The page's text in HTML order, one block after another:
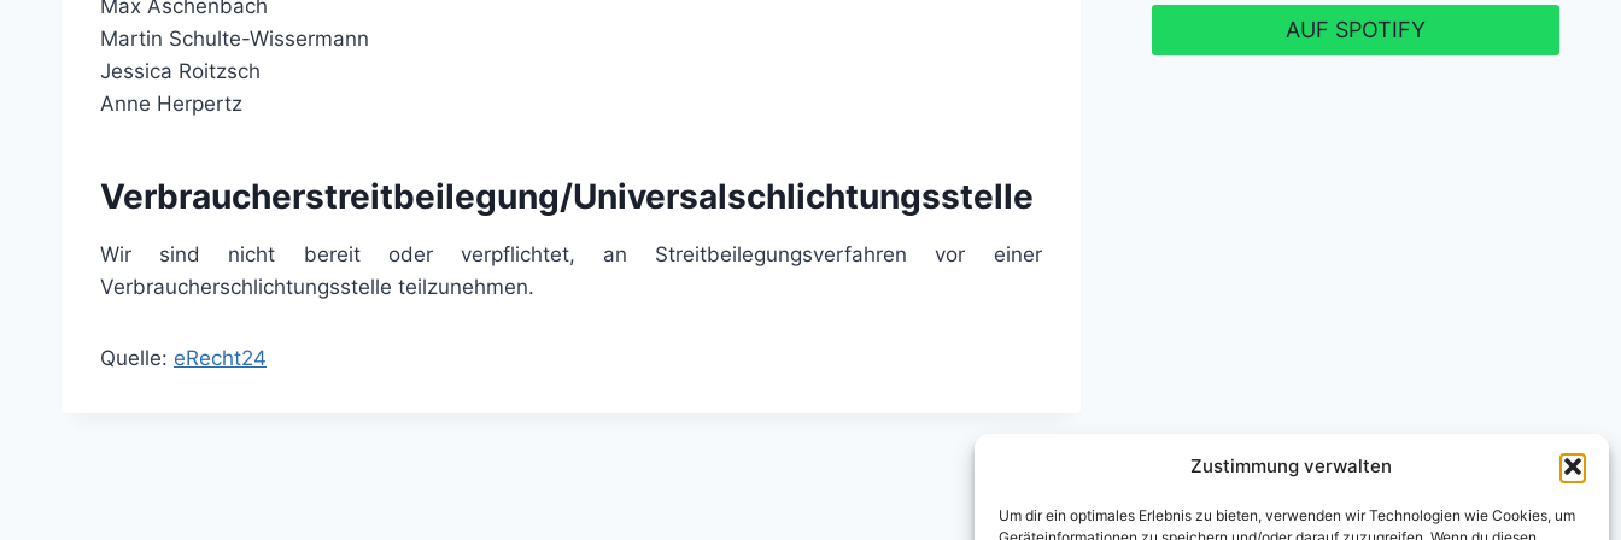
Zustimmung verwalten
Um dir ein optimales Erlebnis zu bieten, verwenden wir Technologien wie Cookies, um
Max Aschenbach
Martin Schulte-Wissermann
Jessica Roitzsch
Anne Herpertz
Verbraucher­streit­beilegung/Universal­schlichtungs­stelle
Wir sind nicht bereit oder verpflichtet, an Streitbeilegungsverfahren vor einer
Verbraucherschlichtungsstelle teilzunehmen.
Quelle: eRecht24
AUF SPOTIFY